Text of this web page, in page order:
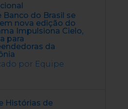
Banco do Brasil se
nova edição do
Impulsiona Cielo,
para
da
por Equipe
Histórias de